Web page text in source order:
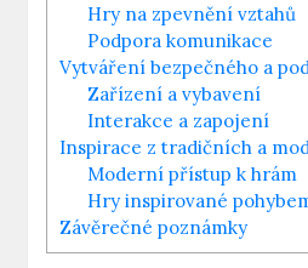
Hry na zpevnění vztahů
Podpora komunikace
Vytváření bezpečného a
Zařízení a vybavení
Interakce a zapojení
Inspirace z tradičních a
Moderní přístup k hrám
Hry inspirované
Závěrečné poznámky